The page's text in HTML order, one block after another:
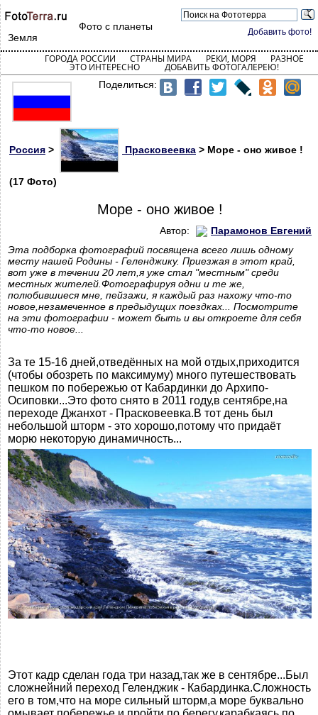
Добавить фото!
Фото с планеты
Земля
ГОРОДА РОССИИ СТРАНЫ МИРА РЕКИ, МОРЯ РАЗНОЕ
ЭТО ИНТЕРЕСНО ДОБАВИТЬ ФОТОГАЛЕРЕЮ!
Поделиться:
Россия > Прасковеевка > Море - оно живое !
(17 Фото)
Море - оно живое !
Автор:
Парамонов Евгений
Эта подборка фотографий посвящена всего лишь одному
месту нашей Родины - Геленджику. Приезжая в этот край,
вот уже в течении 20 лет,я уже стал "местным" среди
местных жителей.Фотографируя одни и те же,
полюбившиеся мне, пейзажи, я каждый раз нахожу что-то
новое,незамеченное в предыдущих поездках... Посмотрите
на эти фотографии - может быть и вы откроете для себя
что-то новое...
За те 15-16 дней,отведённых на мой отдых,приходится
(чтобы обозреть по максимуму) много путешествовать
пешком по побережью от Кабардинки до Архипо-
Осиповки...Это фото снято в 2011 году,в сентябре,на
переходе Джанхот - Прасковеевка.В тот день был
небольшой шторм - это хорошо,потому что придаёт
морю некоторую динамичность...
Этот кадр сделан года три назад,так же в сентябре...Был
сложнейний переход Геленджик - Кабардинка.Сложность
его в том,что на море сильный шторм,а море буквально